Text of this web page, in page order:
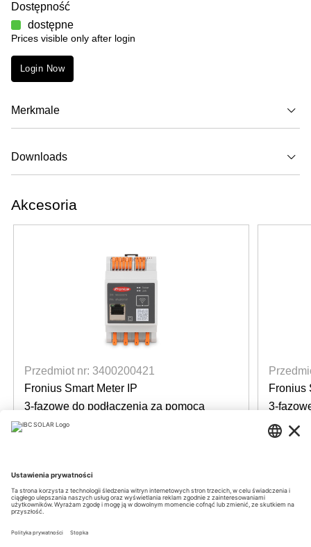
Dostępność
dostępne
Prices visible only after login
Login Now
Merkmale
Downloads
Akcesoria
Przedmiot nr: 3400200421
Fronius Smart Meter IP
3-fazowe do podłączenia za pomocą
czujników prądu
Login for prices
Fronius
3-